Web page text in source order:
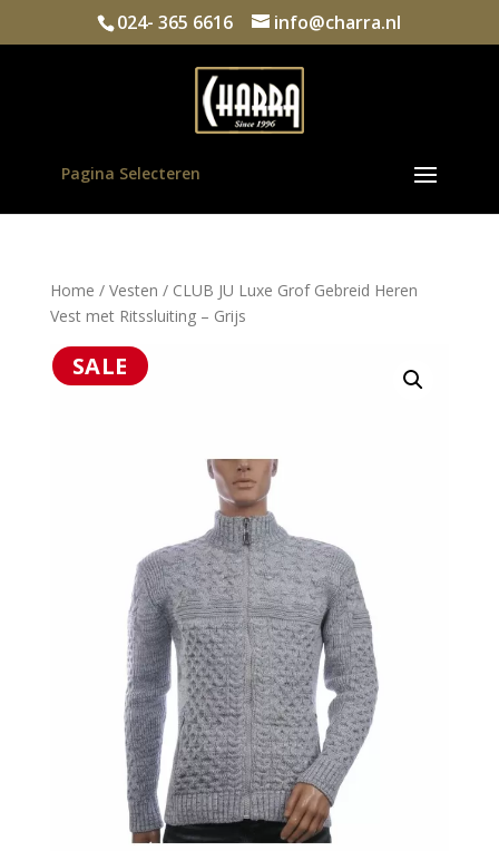
024- 365 6616 info@charra.nl
Pagina Selecteren
Home / Vesten / CLUB JU Luxe Grof Gebreid Heren
Vest met Ritssluiting – Grijs
SALE